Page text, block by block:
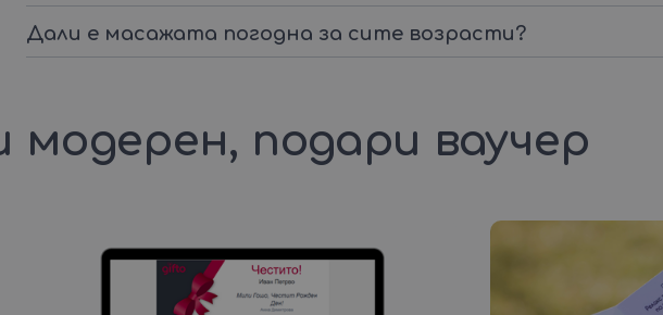
Дали е масажата погодна за сите возрасти?
модерен, подари ваучер